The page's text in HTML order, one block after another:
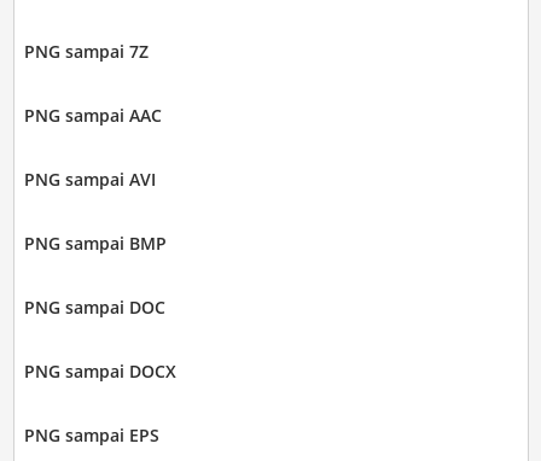
PNG sampai 7Z
PNG sampai AAC
PNG sampai AVI
PNG sampai BMP
PNG sampai DOC
PNG sampai DOCX
PNG sampai EPS